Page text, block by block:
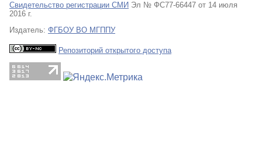
Свидетельство регистрации СМИ Эл № ФС77-66447 от 14 июля
2016 г.
Издатель: ФГБОУ ВО МГППУ
Репозиторий открытого доступа